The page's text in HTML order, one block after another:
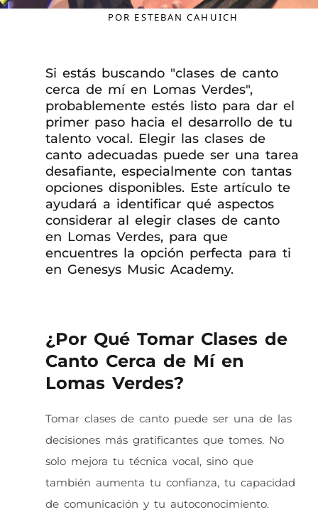
POR ESTEBAN CAHUICH
Si estás buscando "clases de canto
cerca de mí en Lomas Verdes",
probablemente estés listo para dar el
primer paso hacia el desarrollo de tu
talento vocal. Elegir las clases de
canto adecuadas puede ser una tarea
desafiante, especialmente con tantas
opciones disponibles. Este artículo te
ayudará a identificar qué aspectos
considerar al elegir clases de canto
en Lomas Verdes, para que
encuentres la opción perfecta para ti
en Genesys Music Academy.
¿Por Qué Tomar Clases de
Canto Cerca de Mí en
Lomas Verdes?
Tomar clases de canto puede ser una de las
decisiones más gratificantes que tomes. No
solo mejora tu técnica vocal, sino que
también aumenta tu confianza, tu capacidad
de comunicación y tu autoconocimiento.